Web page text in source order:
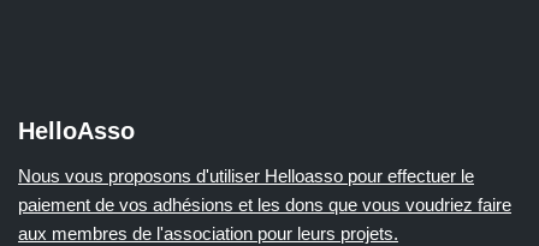
HelloAsso
Nous vous proposons d'utiliser Helloasso pour effectuer le
paiement de vos adhésions et les dons que vous voudriez faire
aux membres de l'association pour leurs projets.